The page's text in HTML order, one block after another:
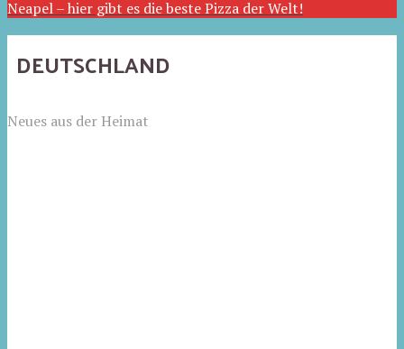
Neapel – hier gibt es die beste Pizza der Welt!
DEUTSCHLAND
Neues aus der Heimat